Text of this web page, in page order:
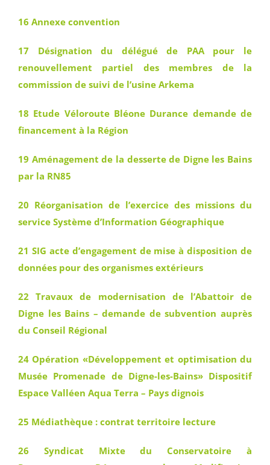
16 Annexe convention
17 Désignation du délégué de PAA pour le
renouvellement partiel des membres de la
commission de suivi de l’usine Arkema
18 Etude Véloroute Bléone Durance demande de
financement à la Région
19 Aménagement de la desserte de Digne les Bains
par la RN85
20 Réorganisation de l’exercice des missions du
service Système d’Information Géographique
21 SIG acte d’engagement de mise à disposition de
données pour des organismes extérieurs
22 Travaux de modernisation de l’Abattoir de
Digne les Bains – demande de subvention auprès
du Conseil Régional
24 Opération «Développement et optimisation du
Musée Promenade de Digne-les-Bains» Dispositif
Espace Valléen Aqua Terra – Pays dignois
25 Médiathèque : contrat territoire lecture
26 Syndicat Mixte du Conservatoire à